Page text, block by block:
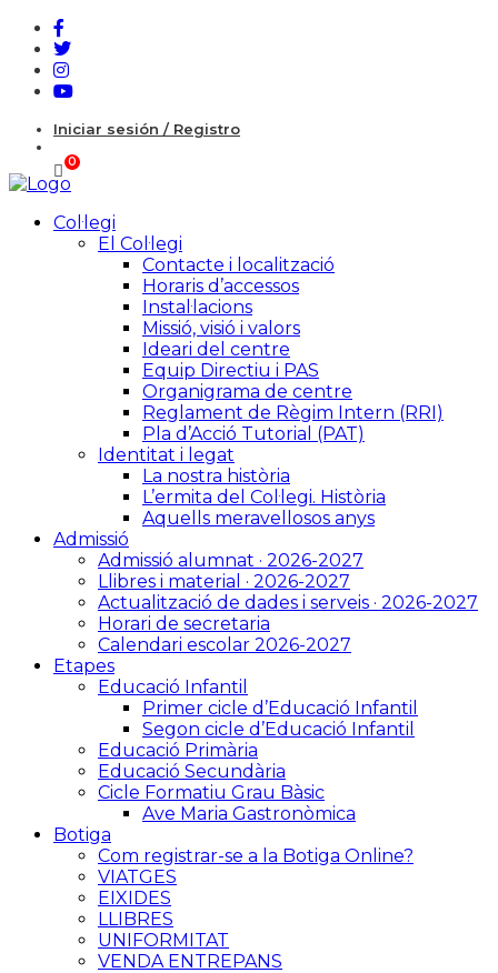
Iniciar sesión / Registro
Col·legi
El Col·legi
Contacte i localització
Horaris d’accessos
Instal·lacions
Missió, visió i valors
Ideari del centre
Equip Directiu i PAS
Organigrama de centre
Reglament de Règim Intern (RRI)
Pla d’Acció Tutorial (PAT)
Identitat i legat
La nostra història
L’ermita del Col·legi. Història
Aquells meravellosos anys
Admissió
Admissió alumnat · 2026-2027
Llibres i material · 2026-2027
Actualització de dades i serveis · 2026-2027
Horari de secretaria
Calendari escolar 2026-2027
Etapes
Educació Infantil
Primer cicle d’Educació Infantil
Segon cicle d’Educació Infantil
Educació Primària
Educació Secundària
Cicle Formatiu Grau Bàsic
Ave Maria Gastronòmica
Botiga
Com registrar-se a la Botiga Online?
VIATGES
EIXIDES
LLIBRES
UNIFORMITAT
VENDA ENTREPANS